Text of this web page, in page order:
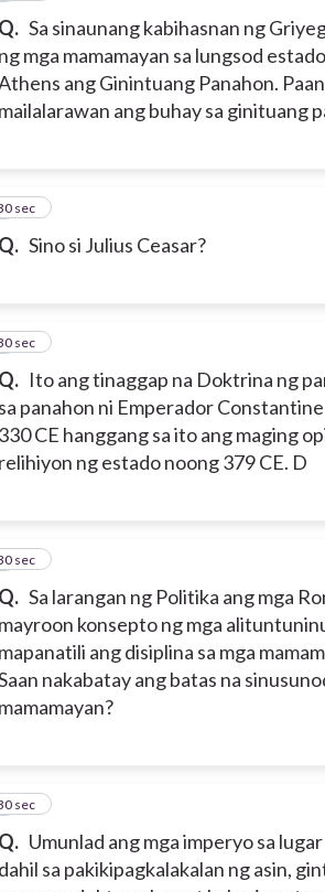
Q. Sa sinaunang kabihasnan ng
ng mga mamamayan sa lungsod
ang Ginintuang Panahon.
mailalarawan ang buhay sa ginituang
Q. Sino si Julius Ceasar?
sec
Q. Ito ang tinaggap na Doktrina ng
sa panahon ni Emperador
330 CE hanggang sa ito ang maging
relihiyon ng estado noong 379 CE. D
sec
Q. Sa larangan ng Politika ang mga
mayroon konsepto ng mga
mapanatili ang disiplina sa mga
nakabatay ang batas na
mamamayan?
sec
Q. Umunlad ang mga imperyo sa
dahil sa pakikipagkalakalan ng asin,
sec